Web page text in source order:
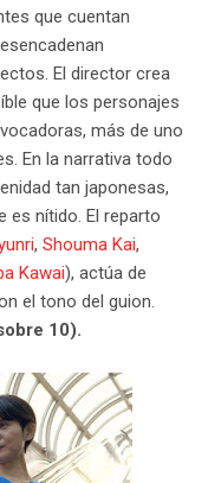
que cuentan
El director crea
que los personajes
más de uno
En la narrativa todo
tan japonesas,
es nítido. El reparto
, Shouma Kai,
Kawai), actúa de
el tono del guion.
10).